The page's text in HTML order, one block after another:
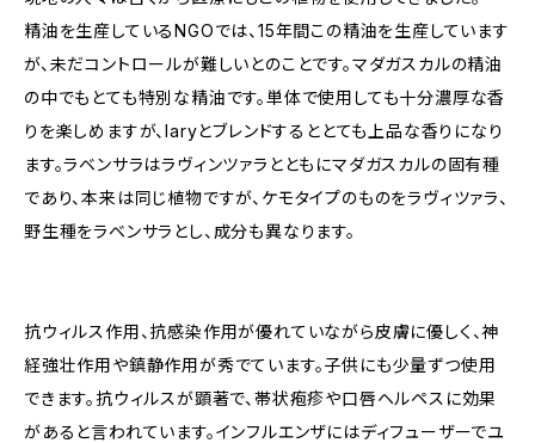
精油を生産しているNGOでは、15年間この精油を生産しています
が、未だコントロールが難しいとのことです。マダガスカルの精油
の中でもとても特別な精油です。単体で使用しても十分濃厚な香
りを楽しめますが、Iaryとブレンドするととても上品な香りになり
ます。ラベンサラはラヴィンツァラとともにマダガスカルの固有種
であり、本来は同じ植物ですが、ケモタイプのものをラヴィツァラ、
野生種をラベンサラとし、成分も異なります。
抗ウィルス作用、抗感染作用が優れていながら皮膚に優しく、神
経強壮作用や鎮静作用が秀でています。子供にも少量ずつ使用
できます。抗ウィルスが顕著で、帯状疱疹や口唇ヘルペスに効果
があると言われています。インフルエンザにはディフューザーでユ